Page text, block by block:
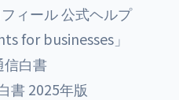
ィール 公式ヘルプ
for businesses」
白書
書 2025年版